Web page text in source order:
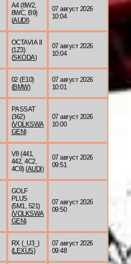
A4 (8W2,
8WC, B9)
(AUDI )
07 август 2026
10:04
OCTAVIA II
(1Z3)
(SKODA)
07 август 2026
10:04
02 (E10)
(BMW)
07 август 2026
10:01
PASSAT
(362)
(VOLKSWA
GEN)
07 август 2026
10:00
V8 (441,
442, 4C2,
4C8) (AUDI )
07 август 2026
09:51
GOLF
PLUS
(5M1, 521)
(VOLKSWA
GEN)
07 август 2026
09:50
RX (_U3_)
(LEXUS)
07 август 2026
09:48